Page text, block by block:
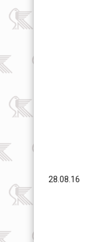
28.08.16